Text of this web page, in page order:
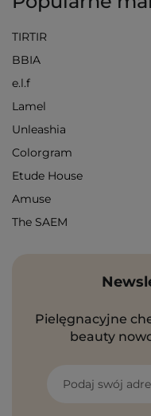
TIRTIR
BBIA
e.l.f
Lamel
Unleashia
Colorgram
Etude House
Amuse
The SAEM
Pielęgnacyjne
beauty
Podaj swój